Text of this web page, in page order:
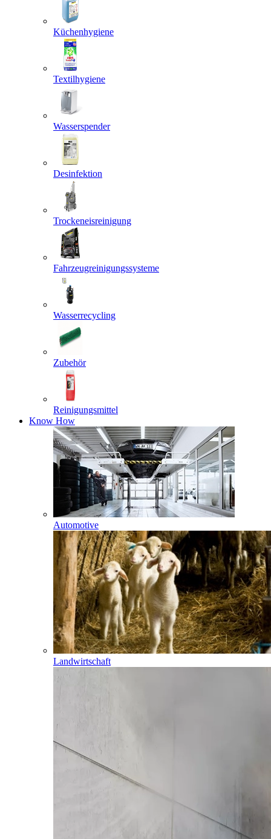
Küchenhygiene
Textilhygiene
Wasserspender
Desinfektion
Trockeneisreinigung
Fahrzeugreinigungssysteme
Wasserrecycling
Zubehör
Reinigungsmittel
Know How
Automotive
Landwirtschaft